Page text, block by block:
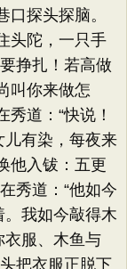
探头探脑。
头陀，一只手
挣扎！若高做
叫你来做怎
秀道：“快说！
儿有染，每夜来
他入钹：五更
秀道：“他如今
。我如今敲得木
衣服、木鱼与
把衣服正脱下